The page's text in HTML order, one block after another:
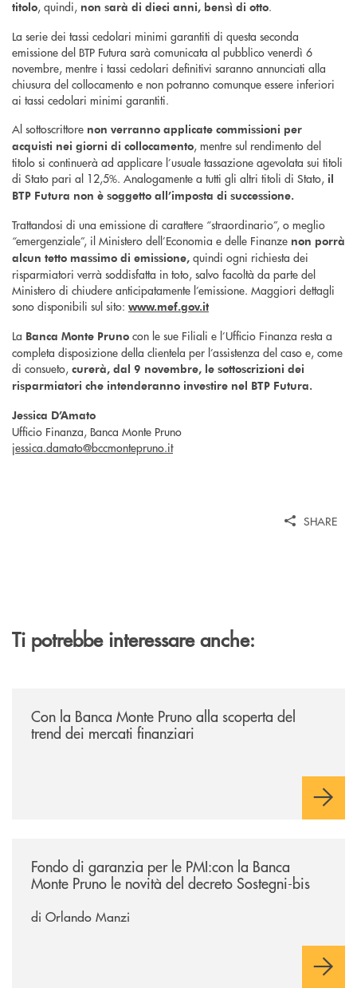
titolo, quindi, non sarà di dieci anni, bensì di otto.
La serie dei tassi cedolari minimi garantiti di questa seconda
emissione del BTP Futura sarà comunicata al pubblico venerdì 6
novembre, mentre i tassi cedolari definitivi saranno annunciati alla
chiusura del collocamento e non potranno comunque essere inferiori
ai tassi cedolari minimi garantiti.
Al sottoscrittore non verranno applicate commissioni per
acquisti nei giorni di collocamento, mentre sul rendimento del
titolo si continuerà ad applicare l’usuale tassazione agevolata sui titoli
di Stato pari al 12,5%. Analogamente a tutti gli altri titoli di Stato, il
BTP Futura non è soggetto all’imposta di successione.
Trattandosi di una emissione di carattere “straordinario”, o meglio
“emergenziale”, il Ministero dell’Economia e delle Finanze non porrà
alcun tetto massimo di emissione, quindi ogni richiesta dei
risparmiatori verrà soddisfatta in toto, salvo facoltà da parte del
Ministero di chiudere anticipatamente l’emissione. Maggiori dettagli
sono disponibili sul sito: www.mef.gov.it
La Banca Monte Pruno con le sue Filiali e l’Ufficio Finanza resta a
completa disposizione della clientela per l’assistenza del caso e, come
di consueto, curerà, dal 9 novembre, le sottoscrizioni dei
risparmiatori che intenderanno investire nel BTP Futura.
Jessica D’Amato
Ufficio Finanza, Banca Monte Pruno
jessica.damato@bccmontepruno.it
SHARE
Ti potrebbe interessare anche:
Con la Banca Monte Pruno alla scoperta del
trend dei mercati finanziari
Fondo di garanzia per le PMI:con la Banca
Monte Pruno le novità del decreto Sostegni-bis
di Orlando Manzi